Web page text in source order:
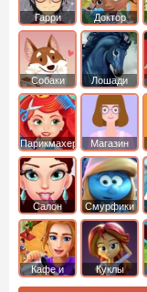
Гарри
Поттер
Доктор
Плюшева
Собаки Лошади
Парикмахер Магазин
Салон Смурфики
Кафе и
Куклы